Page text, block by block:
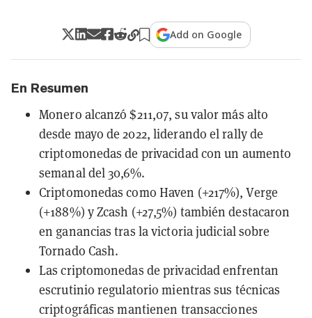
Add on Google
En Resumen
Monero alcanzó $211,07, su valor más alto
desde mayo de 2022, liderando el rally de
criptomonedas de privacidad con un aumento
semanal del 30,6%.
Criptomonedas como Haven (+217%), Verge
(+188%) y Zcash (+27,5%) también destacaron
en ganancias tras la victoria judicial sobre
Tornado Cash.
Las criptomonedas de privacidad enfrentan
escrutinio regulatorio mientras sus técnicas
criptográficas mantienen transacciones